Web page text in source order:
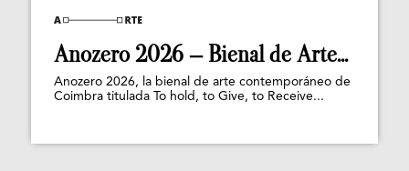
Anozero 2026 – Bienal de Arte...
Anozero 2026, la bienal de arte contemporáneo de
Coimbra titulada To hold, to Give, to Receive...